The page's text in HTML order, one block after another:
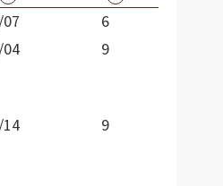
6
04 9
14 9